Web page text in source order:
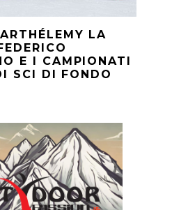
LA
E I CAMPIONATI
SCI DI FONDO